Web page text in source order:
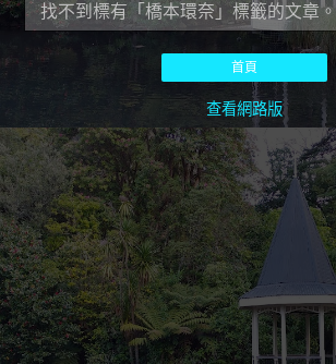
找不到標有「橋本環奈」 標籤的文章。
首頁
查看網路版